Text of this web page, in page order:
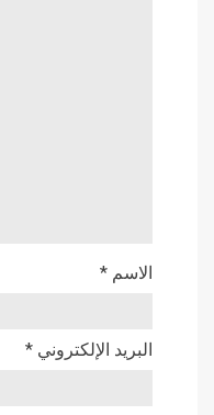
الاسم *
البريد الإلكتروني *